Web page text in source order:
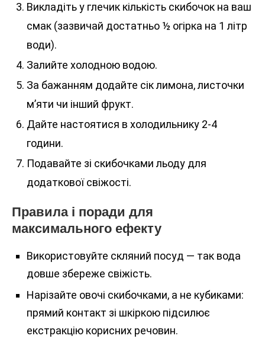
Викладіть у глечик кількість скибочок на ваш
смак (зазвичай достатньо ½ огірка на 1 літр
води).
Залийте холодною водою.
За бажанням додайте сік лимона, листочки
м’яти чи інший фрукт.
Дайте настоятися в холодильнику 2-4
години.
Подавайте зі скибочками льоду для
додаткової свіжості.
Правила і поради для
максимального ефекту
Використовуйте скляний посуд — так вода
довше збереже свіжість.
Нарізайте овочі скибочками, а не кубиками:
прямий контакт зі шкіркою підсилює
екстракцію корисних речовин.